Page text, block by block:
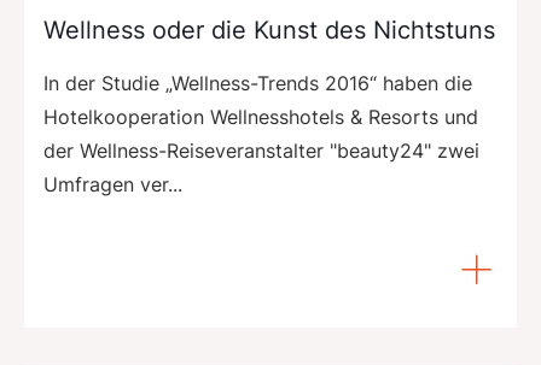
Wellness oder die Kunst des Nichtstuns
In der Studie „Wellness-Trends 2016“ haben die
Hotelkooperation Wellnesshotels & Resorts und
der Wellness-Reiseveranstalter "beauty24" zwei
Umfragen ver...